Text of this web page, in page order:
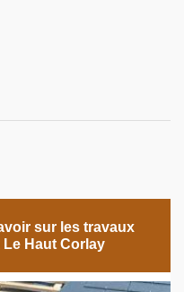
sur les travaux
Haut Corlay